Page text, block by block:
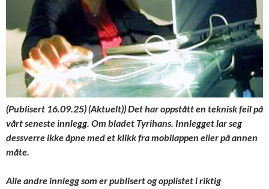
(Publisert 16.09.25) (Aktuelt))Det har oppstått en teknisk feil på
vårt seneste innlegg. Om bladet Tyrihans. Innlegget lar seg
dessverre ikke åpne med et klikk fra mobilappen eller på annen
måte.
Alle andre innlegg som er publisert og opplistet i riktig